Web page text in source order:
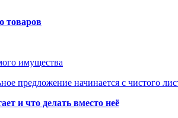
товаров
имущества
предложение начинается с чистого
и что делать вместо неё